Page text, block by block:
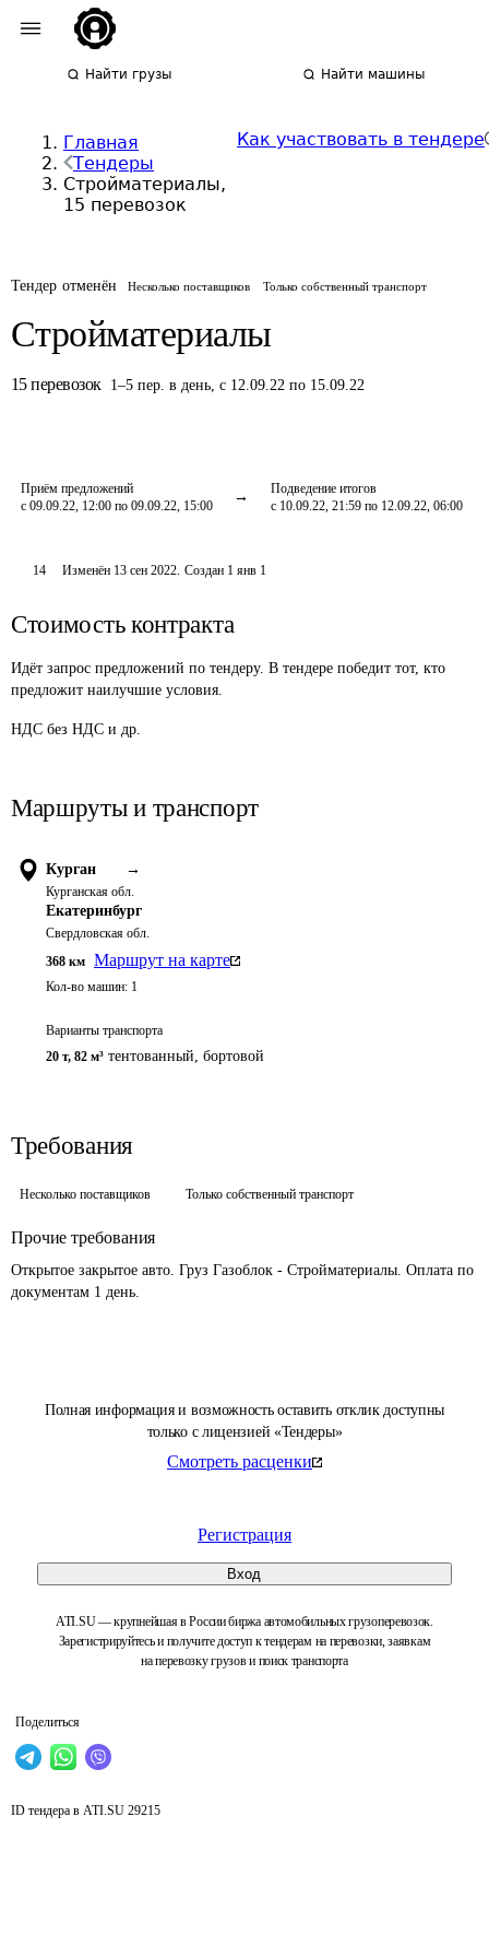
Найти грузы Найти машины
Главная
Тендеры
Стройматериалы,
15 перевозок
Как участвовать в тендере
Тендер отменён Несколько поставщиков Только собственный транспорт
Стройматериалы
15 перевозок 1–5 пер. в день, с 12.09.22 по 15.09.22
Приём предложений
с 09.09.22, 12:00 по 09.09.22, 15:00
Подведение итогов
с 10.09.22, 21:59 по 12.09.22, 06:00
Полная информация и возможность оставить отклик доступны
только с лицензией «Тендеры»
Смотреть расценки
Регистрация
Вход
ATI.SU — крупнейшая в России биржа автомобильных грузоперевозок.
Зарегистрируйтесь и получите доступ к тендерам на перевозки, заявкам
на перевозку грузов и поиск транспорта
Поделиться
14 Изменён 13 сен 2022. Создан 1 янв 1
Стоимость контракта
Идёт запрос предложений по тендеру. В тендере победит тот, кто
предложит наилучшие условия.
НДС без НДС и др.
Маршруты и транспорт
Курган →
Курганская обл.
Екатеринбург
Свердловская обл.
368 км Маршрут на карте
Кол-во машин: 1
Варианты транспорта
20 т, 82 м³ тентованный, бортовой
Требования
Несколько поставщиков Только собственный транспорт
Прочие требования
Открытое закрытое авто. Груз Газоблок - Стройматериалы. Оплата по
документам 1 день.
ID тендера в ATI.SU 29215